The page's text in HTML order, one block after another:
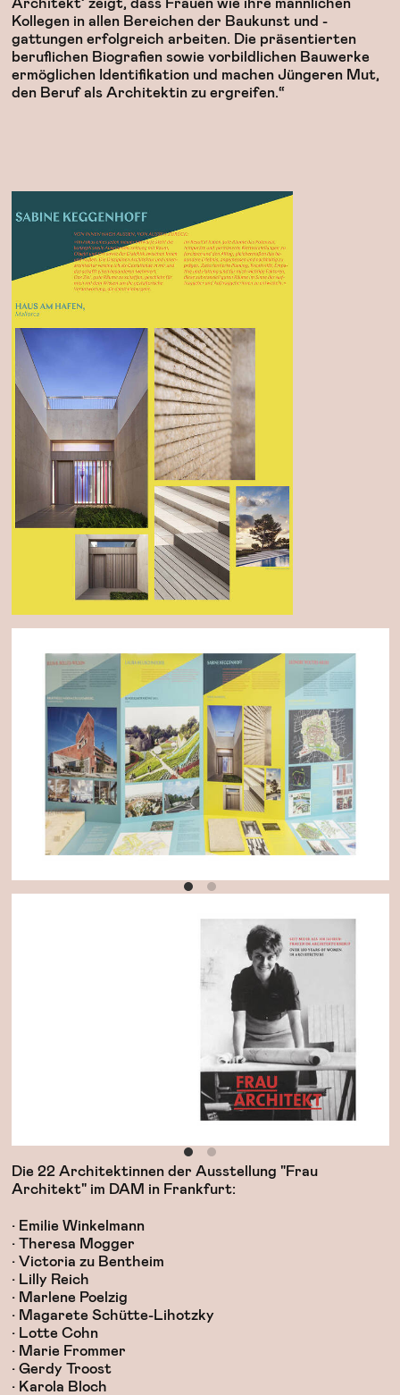
Architekt’ zeigt, dass Frauen wie ihre männlichen
Kollegen in allen Bereichen der Baukunst und -
gattungen erfolgreich arbeiten. Die präsentierten
beruflichen Biografien sowie vorbildlichen Bauwerke
ermöglichen Identifikation und machen Jüngeren Mut,
den Beruf als Architektin zu ergreifen.“
Die 22 Architektinnen der Ausstellung "Frau
Architekt" im DAM in Frankfurt:
• Emilie Winkelmann
• Theresa Mogger
• Victoria zu Bentheim
• Lilly Reich
• Marlene Poelzig
• Magarete Schütte-Lihotzky
• Lotte Cohn
• Marie Frommer
• Gerdy Troost
• Karola Bloch